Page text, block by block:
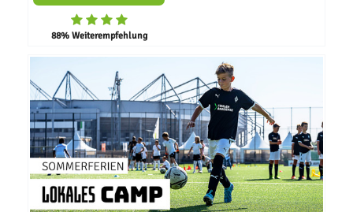
88% Weiterempfehlung